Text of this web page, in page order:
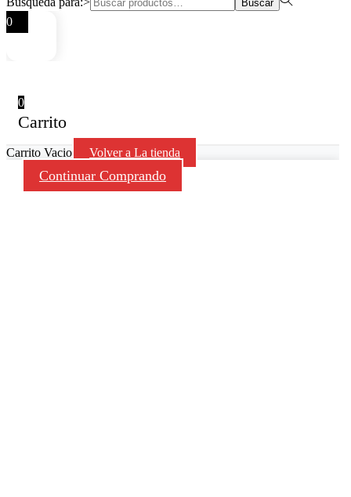
Buscar
0
0
Carrito
Carrito Vacio Volver a La tienda
Continuar Comprando